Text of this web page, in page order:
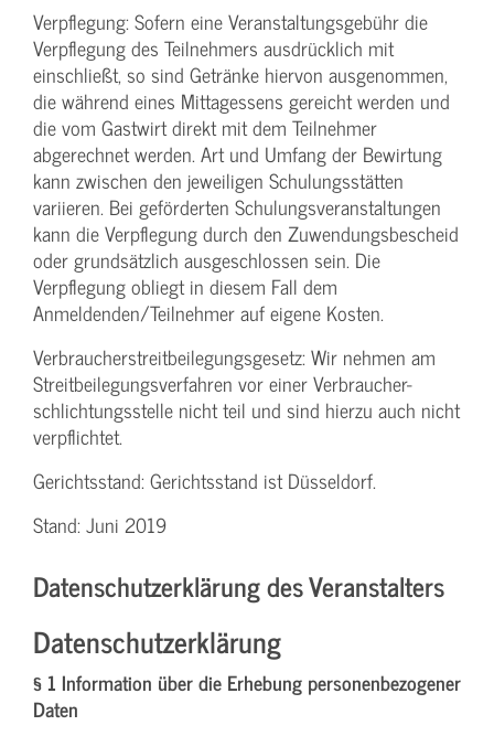
Verpflegung: Sofern eine Veranstaltungs­gebühr die
Verpflegung des Teilnehmers ausdrücklich mit
einschließt, so sind Getränke hiervon ausgenommen,
die während eines Mittagessens gereicht werden und
die vom Gastwirt direkt mit dem Teilnehmer
abgerechnet werden. Art und Umfang der Bewirtung
kann zwischen den jeweiligen Schulungsstätten
variieren. Bei geförderten Schulungs­veranstaltungen
kann die Verpflegung durch den Zuwendungs­bescheid
oder grundsätzlich ausgeschlossen sein. Die
Verpflegung obliegt in diesem Fall dem
Anmeldenden/­Teilnehmer auf eigene Kosten.
Verbraucher­streitbeilegungs­gesetz: Wir nehmen am
Streit­beilegungs­verfahren vor einer Verbraucher­
schlichtungs­stelle nicht teil und sind hierzu auch nicht
verpflichtet.
Gerichtsstand: Gerichtsstand ist Düsseldorf.
Stand: Juni 2019
Datenschutzerklärung des Veranstalters
Datenschutzerklärung
§ 1 Information über die Erhebung personenbezogener
Daten